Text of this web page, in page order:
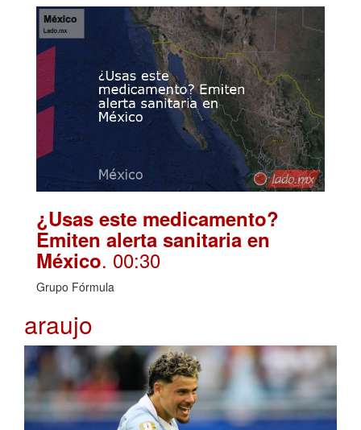
¿Usas este medicamento?
Emiten alerta sanitaria en
México. 00:30
Grupo Fórmula
araujo